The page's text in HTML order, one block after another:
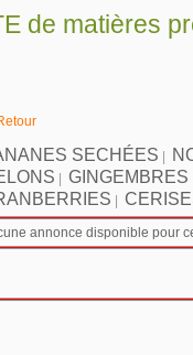
de matières
SECHÉES
GINGEMBRES
annonce disponible pour